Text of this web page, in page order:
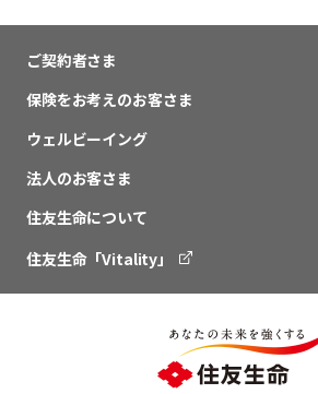
ご契約者さま
保険をお考えのお客さま
ウェルビーイング
法人のお客さま
住友生命について
住友生命「Vitality」